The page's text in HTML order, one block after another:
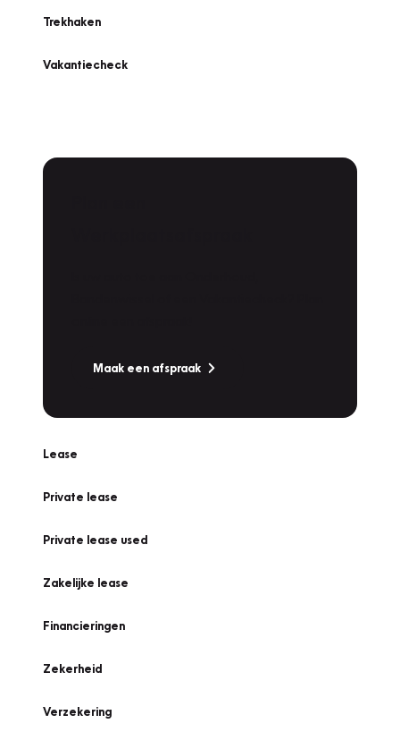
Trekhaken
Vakantiecheck
Maak een afspraak
Lease
Private lease
Private lease used
Zakelijke lease
Financieringen
Zekerheid
Verzekering